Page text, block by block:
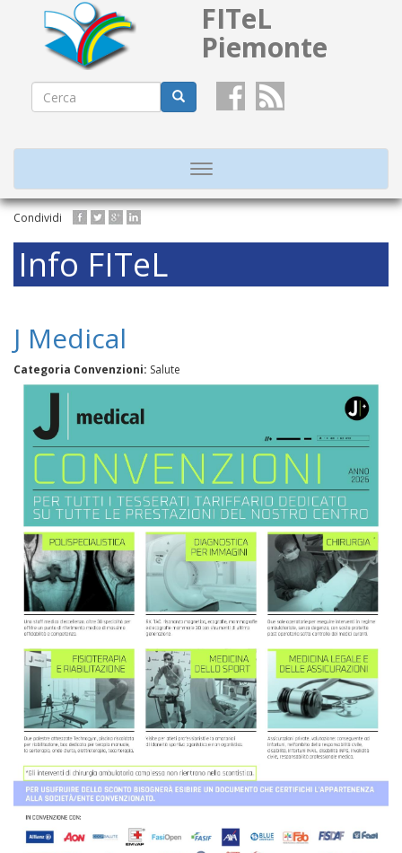
Salta
principale
FITeL
Piemonte
Form
ricerca
Toggle
Condividi
Info FITeL
J Medical
Categoria Convenzioni: Salute